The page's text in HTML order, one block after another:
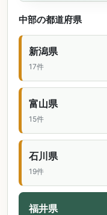
中部の都道府県
新潟県
17件
富山県
15件
石川県
19件
福井県